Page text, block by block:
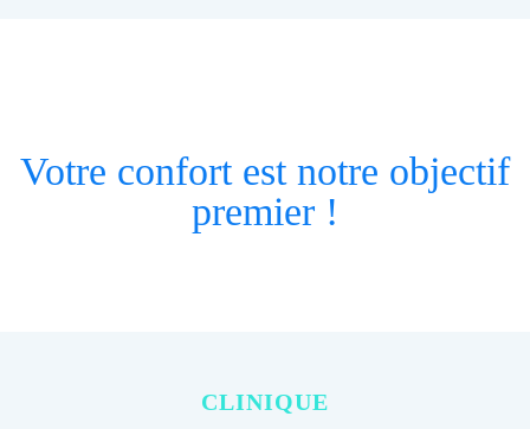
Votre confort est notre objectif
premier !
CLINIQUE